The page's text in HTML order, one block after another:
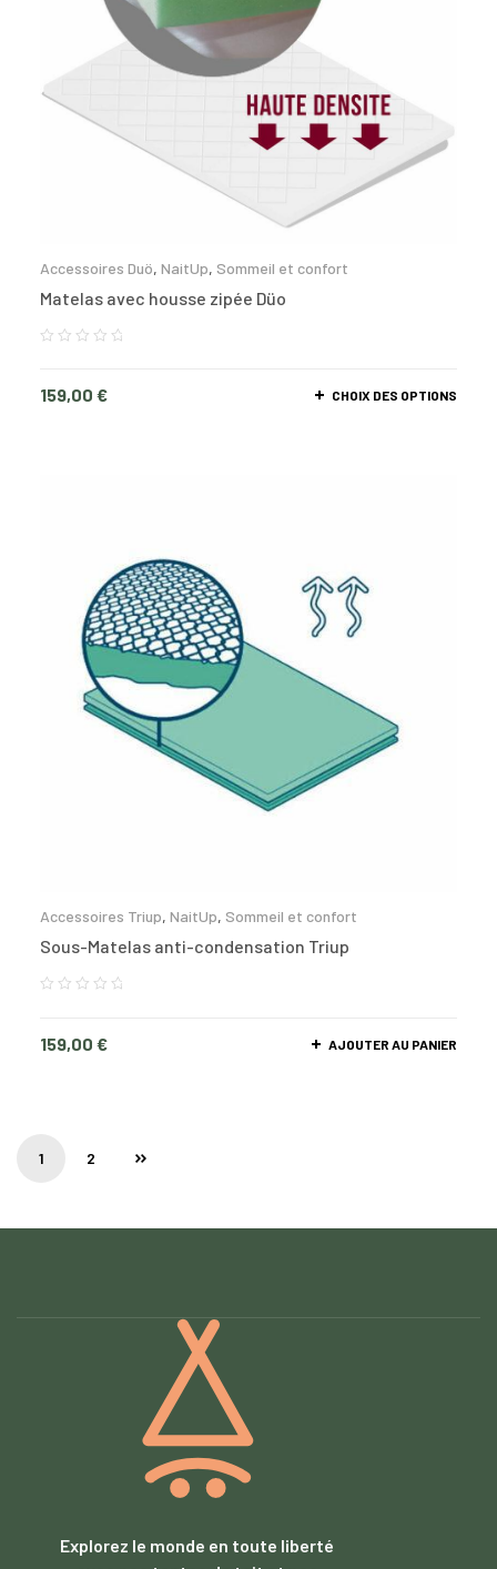
Accessoires Duö, NaitUp, Sommeil et confort
Matelas avec housse zipée Düo
159,00 € CHOIX DES OPTIONS
Accessoires Triup, NaitUp, Sommeil et confort
Sous-Matelas anti-condensation Triup
159,00 € AJOUTER AU PANIER
1 2
Explorez le monde en toute liberté